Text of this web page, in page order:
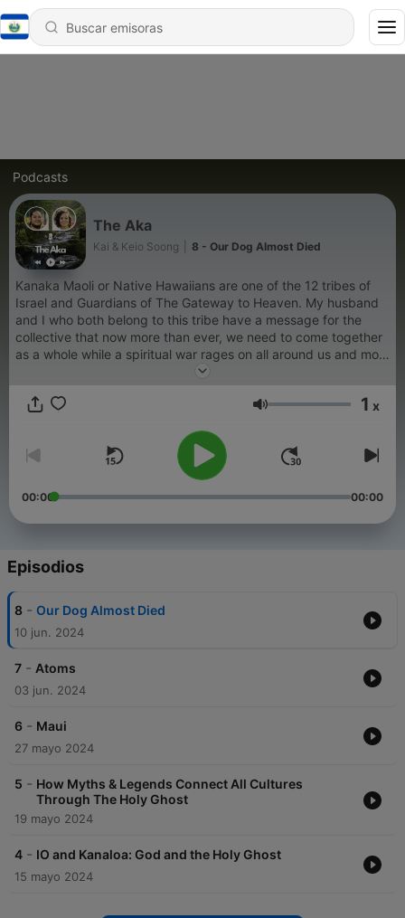
Podcasts
The Aka
Kai & Keio Soong 8 - Our Dog Almost Died
Kanaka Maoli or Native Hawaiians are one of the 12 tribes of
Israel and Guardians of The Gateway to Heaven. My husband
and I who both belong to this tribe have a message for the
collective that now more than ever, we need to come together
as a whole while a spiritual war rages on all around us and most
Aka.
Volumen 1 x
00:00 00:00
Episodios
8 - Our Dog Almost Died
10 jun. 2024
7 - Atoms
03 jun. 2024
6 - Maui
27 mayo 2024
5 - How Myths & Legends Connect All Cultures
Through The Holy Ghost
19 mayo 2024
4 - IO and Kanaloa: God and the Holy Ghost
15 mayo 2024